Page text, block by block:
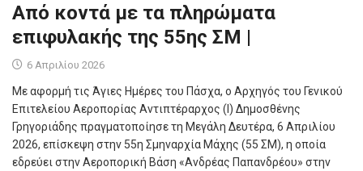
Από κοντά με τα πληρώματα
επιφυλακής της 55ης ΣΜ |
6 Απριλίου 2026
Με αφορμή τις Άγιες Ημέρες του Πάσχα, ο Αρχηγός του Γενικού
Επιτελείου Αεροπορίας Αντιπτέραρχος (Ι) Δημοσθένης
Γρηγοριάδης πραγματοποίησε τη Μεγάλη Δευτέρα, 6 Απριλίου
2026, επίσκεψη στην 55η Σμηναρχία Μάχης (55 ΣΜ), η οποία
εδρεύει στην Αεροπορική Βάση «Ανδρέας Παπανδρέου» στην